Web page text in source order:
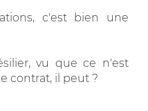
c'est bien une
vu que ce n'est
contrat, il peut ?